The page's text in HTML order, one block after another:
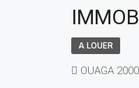
A LOUER
OUAGA 2000